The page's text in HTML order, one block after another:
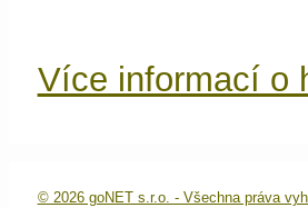
Více informací o
© 2026 goNET s.r.o. - Všechna práva